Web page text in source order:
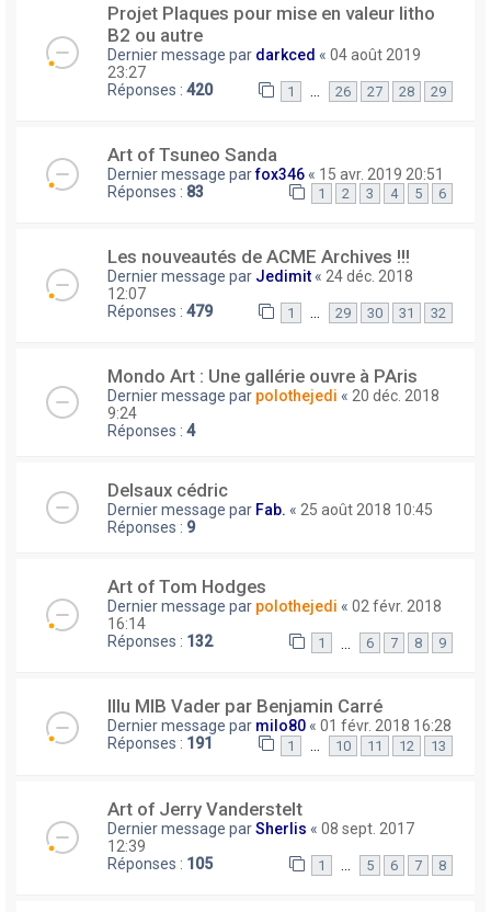
Projet Plaques pour mise en valeur litho
B2 ou autre
Dernier message par darkced « 04 août 2019
23:27
Réponses : 420 1 26 27 28 29
Art of Tsuneo Sanda
Dernier message parfox346 « 15 avr. 2019 20:51
Réponses : 83 1 2 3 4 5 6
Les nouveautés de ACME Archives !!!
Dernier message par Jedimit « 24 déc. 2018
12:07
Réponses : 479 1 … 29 30 31 32
Mondo Art : Une gallérie ouvre à PAris
Dernier message par polothejedi « 20 déc. 2018
9:24
Réponses : 4
Delsaux cédric
Dernier message par Fab. « 25 août 2018 10:45
Réponses : 9
Art of Tom Hodges
Dernier message par polothejedi « 02 févr. 2018
16:14
Réponses : 132 1 6 7 8 9
Illu MIB Vader par Benjamin Carré
Dernier message par milo80 « 01 févr. 2018 16:28
Réponses : 191 1 10 11 12 13
Art of Jerry Vanderstelt
Dernier message parSherlis « 08 sept. 2017
12:39
Réponses : 105 1 5 6 7 8